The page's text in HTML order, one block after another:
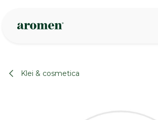
Klei & cosmetica